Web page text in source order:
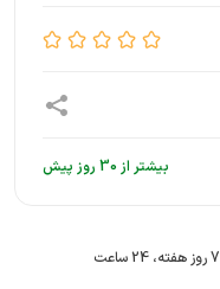
بیشتر از 30 روز پیش
7 روز هفته، 24 ساعت